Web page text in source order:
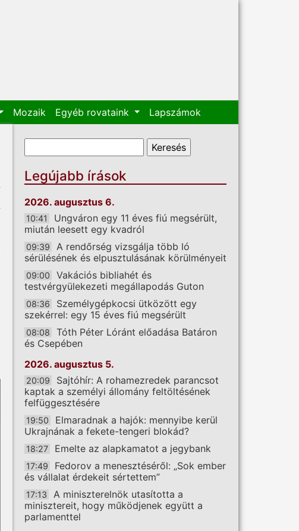
Mozaik Egyéb rovataink Lapszámok
Keresés űrlap
Legújabb írások
2026. augusztus 6.
10:41
Ungváron egy 11 éves fiú megsérült,
miután leesett egy kvadról
09:39
A rendőrség vizsgálja több ló
sérülésének és elpusztulásának körülményeit
09:00
Vakációs bibliahét és
testvérgyülekezeti megállapodás Guton
08:36
Személygépkocsi ütközött egy
szekérrel: egy 15 éves fiú megsérült
08:08
Tóth Péter Lóránt előadása Batáron
és Csepében
2026. augusztus 5.
20:09
Sajtóhír: A rohamezredek parancsot
kaptak a személyi állomány feltöltésének
felfüggesztésére
19:50
Elmaradnak a hajók: mennyibe kerül
Ukrajnának a fekete-tengeri blokád?
18:27 Emelte az alapkamatot a jegybank
17:49
Fedorov a menesztéséről: „Sok ember
és vállalat érdekeit sértettem”
17:13
A miniszterelnök utasította a
minisztereit, hogy működjenek együtt a
parlamenttel